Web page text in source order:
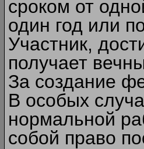
сроком от
один год или
Участник,
получает
За создание
В особых
нормальной
собой право